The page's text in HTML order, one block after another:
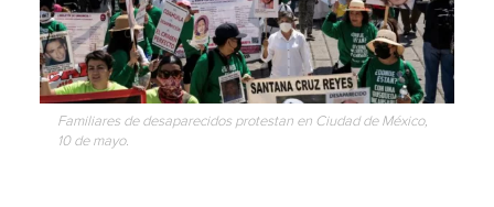
Familiares de desaparecidos protestan en Ciudad de México,
10 de mayo.